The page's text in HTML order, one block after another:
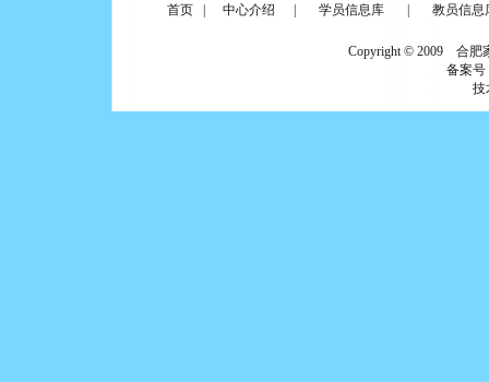
首页 中心介绍 学员信息库 教员信息
Copyright © 2009 合肥
备案号
技